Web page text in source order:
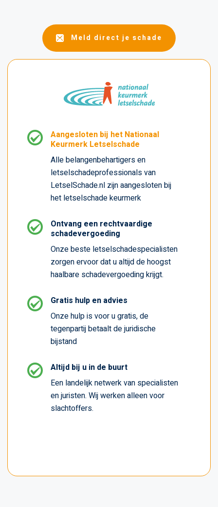
Meld direct je schade
Aangesloten bij het Nationaal
Keurmerk Letselschade
Alle belangenbehartigers en
letselschadeprofessionals van
LetselSchade.nl zijn aangesloten bij
het letselschade keurmerk
Ontvang een rechtvaardige
schadevergoeding
Onze beste letselschadespecialisten
zorgen ervoor dat u altijd de hoogst
haalbare schadevergoeding krijgt.
Gratis hulp en advies
Onze hulp is voor u gratis, de
tegenpartij betaalt de juridische
bijstand
Altijd bij u in de buurt
Een landelijk netwerk van specialisten
en juristen. Wij werken alleen voor
slachtoffers.